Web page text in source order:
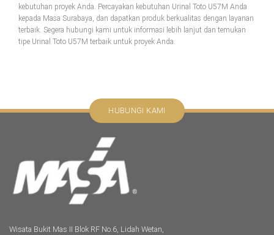
kebutuhan proyek Anda. Percayakan kebutuhan Urinal Toto U57M Anda
kepada Masa Surabaya, dan dapatkan produk berkualitas dengan layanan
terbaik. Segera hubungi kami untuk informasi lebih lanjut dan temukan
tipe Urinal Toto U57M terbaik untuk proyek Anda.
Wisata Bukit Mas II Blok RF No.6, Lidah Wetan,
HUBUNGI KAMI